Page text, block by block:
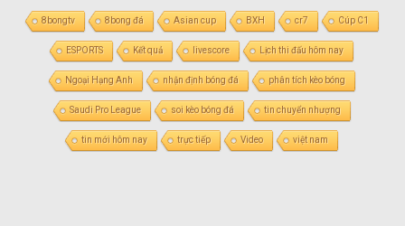
8bongtv 8bong đá Asian cup BXH cr7 Cúp C1
ESPORTS Kết quả livescore Lịch thi đấu hôm nay
Ngoại Hạng Anh nhận định bóng đá phân tích kèo bóng
Saudi Pro League soi kèo bóng đá tin chuyển nhượng
tin mới hôm nay trực tiếp Video việt nam